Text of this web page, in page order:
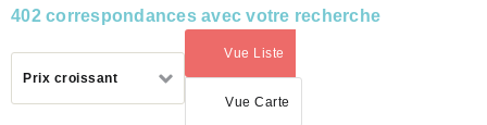
402 correspondances avec votre recherche
Prix croissant
Vue Liste
(activé)
Vue Carte